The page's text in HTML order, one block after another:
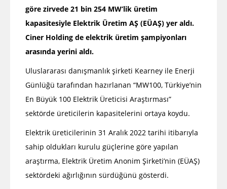
göre zirvede 21 bin 254 MW’lik üretim
kapasitesiyle Elektrik Üretim AŞ (EÜAŞ) yer aldı.
Ciner Holding de elektrik üretim şampiyonları
arasında yerini aldı.
Uluslararası danışmanlık şirketi Kearney ile Enerji
Günlüğü tarafından hazırlanan “MW100, Türkiye’nin
En Büyük 100 Elektrik Üreticisi Araştırması”
sektörde üreticilerin kapasitelerini ortaya koydu.
Elektrik üreticilerinin 31 Aralık 2022 tarihi itibarıyla
sahip oldukları kurulu güçlerine göre yapılan
araştırma, Elektrik Üretim Anonim Şirketi’nin (EÜAŞ)
sektördeki ağırlığının sürdüğünü gösterdi.